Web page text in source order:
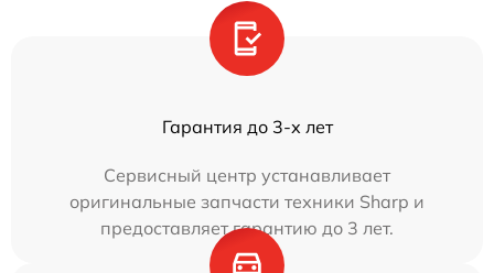
Гарантия до 3-х лет
Сервисный центр устанавливает
оригинальные запчасти техники Sharp и
предоставляет гарантию до 3 лет.